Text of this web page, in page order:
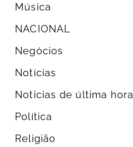
Música
NACIONAL
Negócios
Notícias
Noticias de última hora
Política
Religião